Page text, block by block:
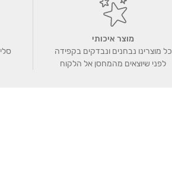
מוצר איכותי
כל מוצרינו נבחנים ונבדקים בקפידה
לפני שיוצאים מהמחסן אל הלקוח